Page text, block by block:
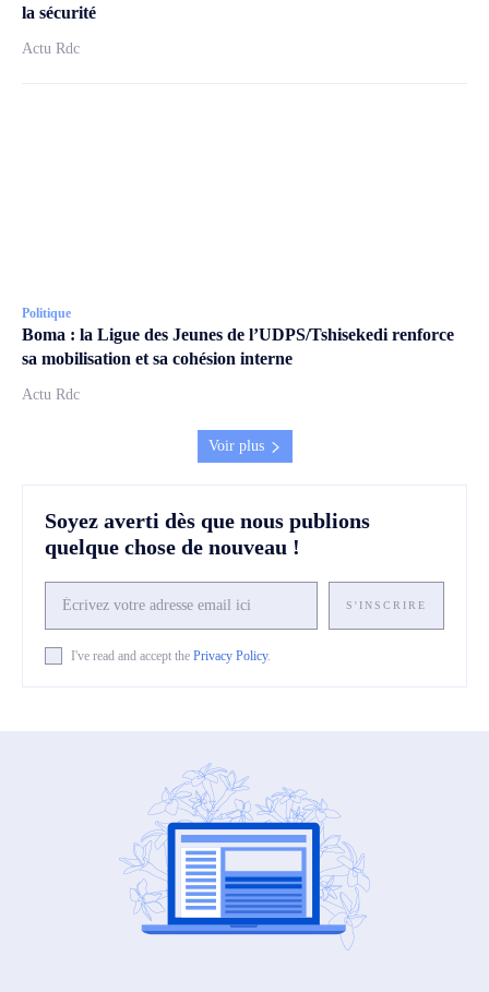
la sécurité
Actu Rdc
Politique
Boma : la Ligue des Jeunes de l’UDPS/Tshisekedi renforce
sa mobilisation et sa cohésion interne
Actu Rdc
Voir plus
Soyez averti dès que nous publions
quelque chose de nouveau !
S'INSCRIRE
I've read and accept the Privacy Policy.